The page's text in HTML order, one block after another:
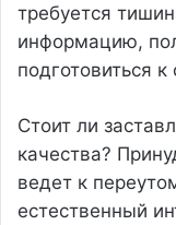
требуется
информацию,
подготовиться
Стоит ли
качества?
ведет к
естественный